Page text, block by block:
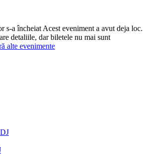
s-a încheiat Acest eveniment a avut deja loc.
detaliile, dar biletele nu mai sunt
alte evenimente
DJ